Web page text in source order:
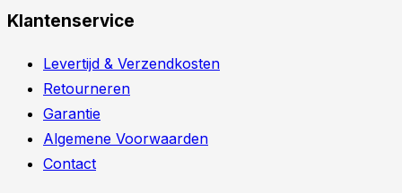
Klantenservice
Levertijd & Verzendkosten
Retourneren
Garantie
Algemene Voorwaarden
Contact